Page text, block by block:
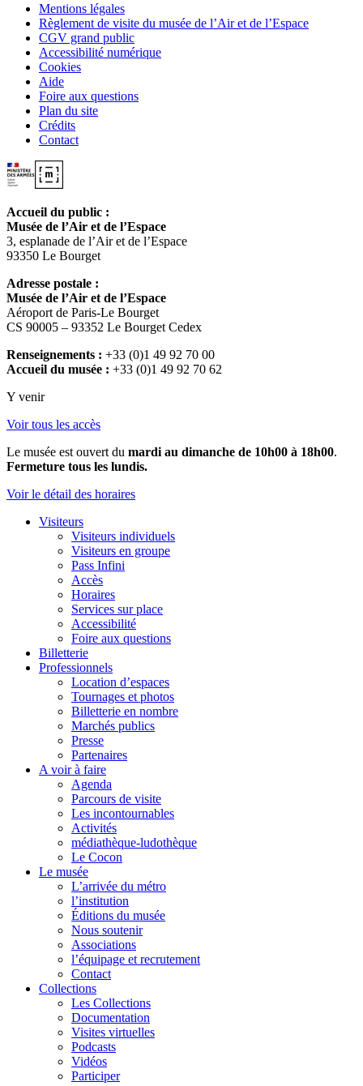
Mentions légales
Règlement de visite du musée de l’Air et de l’Espace
CGV grand public
Accessibilité numérique
Cookies
Aide
Foire aux questions
Plan du site
Crédits
Contact
Accueil du public :
Musée de l’Air et de l’Espace
3, esplanade de l’Air et de l’Espace
93350 Le Bourget
Adresse postale :
Musée de l’Air et de l’Espace
Aéroport de Paris-Le Bourget
CS 90005 – 93352 Le Bourget Cedex
Renseignements : +33 (0)1 49 92 70 00
Accueil du musée : +33 (0)1 49 92 70 62
Y venir
Voir tous les accès
Le musée est ouvert du mardi au dimanche de 10h00 à 18h00.
Fermeture tous les lundis.
Voir le détail des horaires
Visiteurs
Visiteurs individuels
Visiteurs en groupe
Pass Infini
Accès
Horaires
Services sur place
Accessibilité
Foire aux questions
Billetterie
Professionnels
Location d’espaces
Tournages et photos
Billetterie en nombre
Marchés publics
Presse
Partenaires
A voir à faire
Agenda
Parcours de visite
Les incontournables
Activités
médiathèque-ludothèque
Le Cocon
Le musée
L’arrivée du métro
l’institution
Éditions du musée
Nous soutenir
Associations
l’équipage et recrutement
Contact
Collections
Les Collections
Documentation
Visites virtuelles
Podcasts
Vidéos
Participer